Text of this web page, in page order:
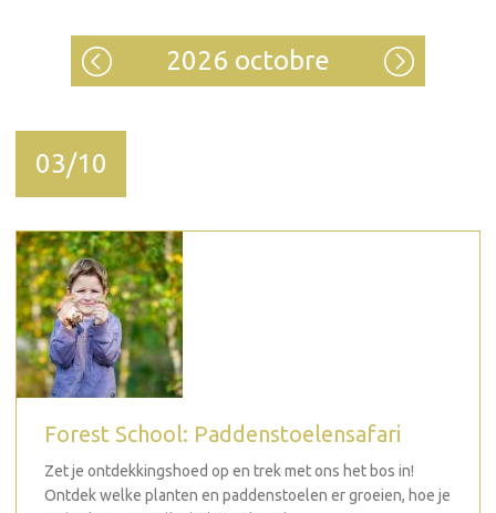
2026 octobre
03/10
Forest School: Paddenstoelensafari
Zet je ontdekkingshoed op en trek met ons het bos in!
Ontdek welke planten en paddenstoelen er groeien, hoe je